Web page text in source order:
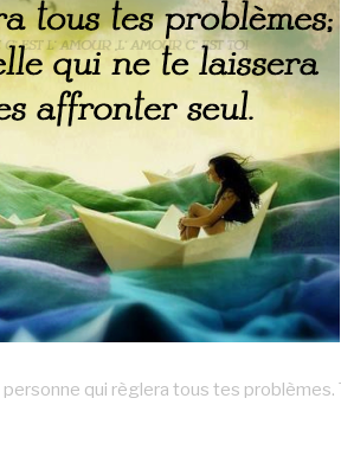
qui règlera tous tes problèmes.